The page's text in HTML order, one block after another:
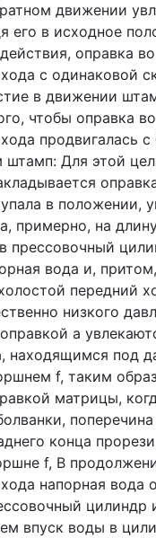
движении
его в исходное
оправка
с одинаковой
в движении
чтобы оправка
продвигалась
штамп: Для этой
в положении,
примерно, на
прессовочный
вода и,
передний
низкого
а
находящимся под
f, таким
матрицы,
конца
f, В
напорная вода
цилиндр
впуск воды в